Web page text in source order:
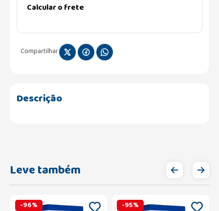
Calcular o frete
Compartilhar
Descrição
Leve também
-96% -95%